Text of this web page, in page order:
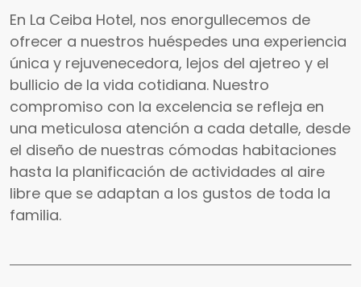
En La Ceiba Hotel, nos enorgullecemos de
ofrecer a nuestros huéspedes una experiencia
única y rejuvenecedora, lejos del ajetreo y el
bullicio de la vida cotidiana. Nuestro
compromiso con la excelencia se refleja en
una meticulosa atención a cada detalle, desde
el diseño de nuestras cómodas habitaciones
hasta la planificación de actividades al aire
libre que se adaptan a los gustos de toda la
familia.